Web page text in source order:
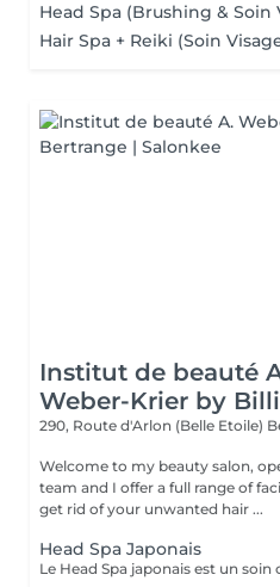
Head Spa (Brushing & Soin
Hair Spa + Reiki (Soin
Institut de beauté
Weber-Krier by
290, Route d'Arlon (Belle Etoile)
Welcome to my beauty salon,
team and I offer a full range of
get rid of your unwanted hair ...
Head Spa Japonais